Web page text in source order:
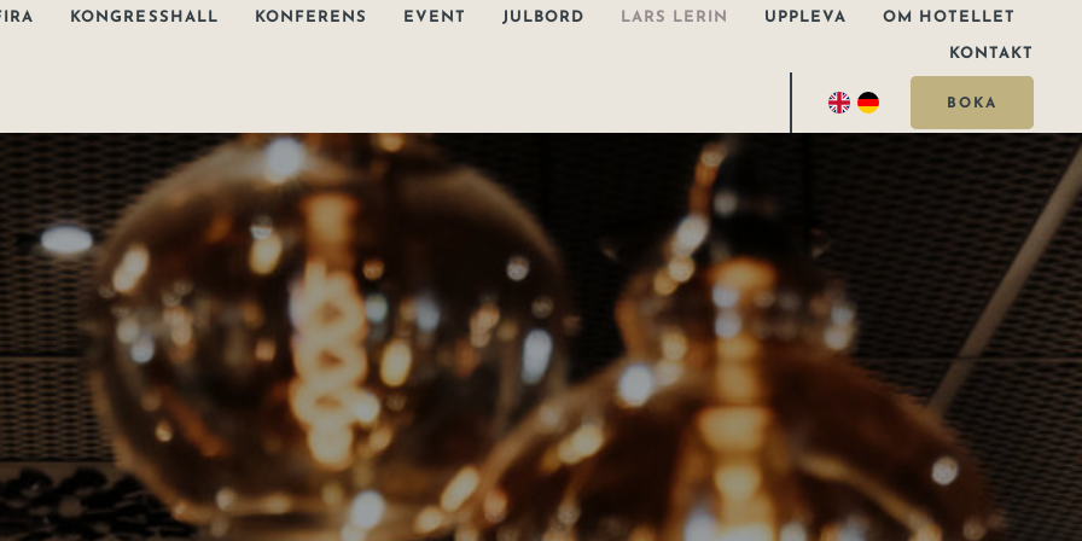
KONGRESSHALL KONFERENS EVENT JULBORD LARS LERIN UPPLEVA OM HOTELLET
KONTAKT
BOKA